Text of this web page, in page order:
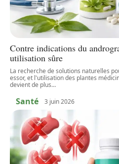
Contre indications du
utilisation sûre
La recherche de solutions naturelles
essor, et l'utilisation des plantes
devient de plus…
Santé 3 juin 2026